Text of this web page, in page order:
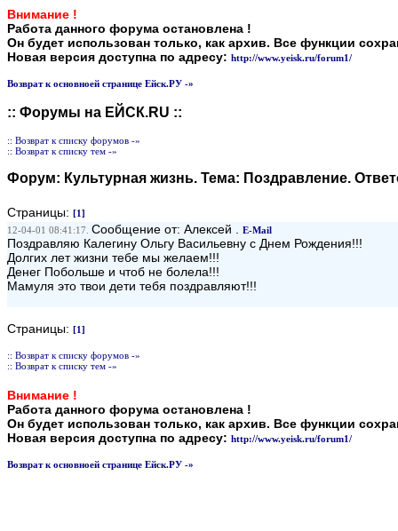
Внимание !
Работа данного форума остановлена !
Он будет использован только, как архив. Все функции
Новая версия доступна по адресу: http://www.yeisk.ru/forum1/
Возврат к основноей странице Ейск.РУ -»
:: Форумы на ЕЙСК.RU ::
:: Возврат к списку форумов -»
:: Возврат к списку тем -»
Форум: Культурная жизнь. Тема: Поздравление.
Страницы: [1]
12-04-01 08:41:17. Сообщение от: Алексей . E-Mail
Поздравляю Калегину Ольгу Васильевну с Днем Рождения!!!
Долгих лет жизни тебе мы желаем!!!
Денег Побольше и чтоб не болела!!!
Мамуля это твои дети тебя поздравляют!!!
Страницы: [1]
:: Возврат к списку форумов -»
:: Возврат к списку тем -»
Внимание !
Работа данного форума остановлена !
Он будет использован только, как архив. Все функции
Новая версия доступна по адресу: http://www.yeisk.ru/forum1/
Возврат к основноей странице Ейск.РУ -»